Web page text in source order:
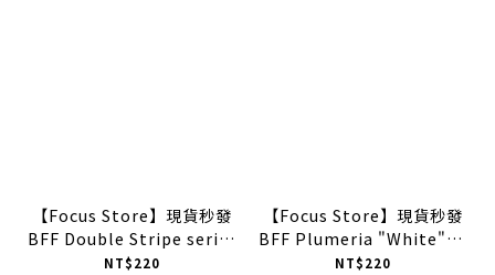
【Focus Store】現貨秒發
BFF Double Stripe series
"Green" 綠色 雙條紋系列
NT$220
【Focus Store】現貨秒發
BFF Plumeria "White" 白
色 雞蛋花 BF25017-WH
NT$220